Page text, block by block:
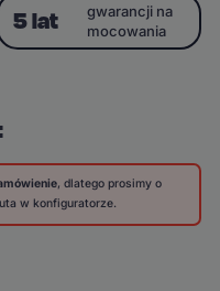
, dlatego prosimy o
w konfiguratorze.
5 lat
gwarancji na
mocowania